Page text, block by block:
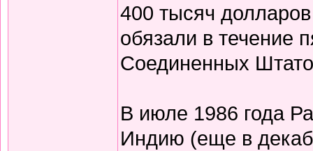
400 тысяч
обязали в течение
Соединенных
В июле 1986 года
Индию (еще в